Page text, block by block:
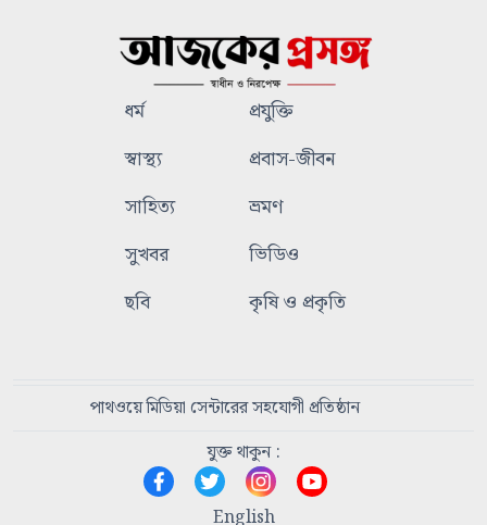
ধর্ম
প্রযুক্তি
স্বাস্থ্য
প্রবাস-জীবন
সাহিত্য
ভ্রমণ
সুখবর
ভিডিও
ছবি
কৃষি ও প্রকৃতি
পাথওয়ে মিডিয়া সেন্টারের সহযোগী প্রতিষ্ঠান
যুক্ত থাকুন :
English